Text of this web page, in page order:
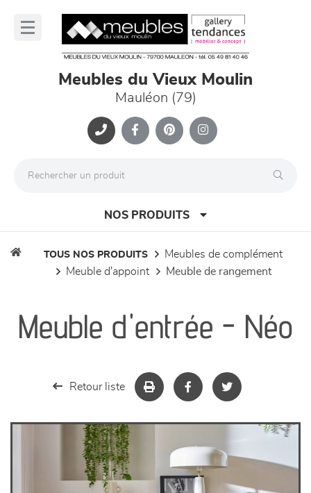
Meubles du Vieux Moulin
Mauléon (79)
NOS PRODUITS
séjours
chambres et dressing
décoration
TOUS NOS PRODUITS
meubles de complément
meuble d'appoint
meuble de rangement
Meuble d'entrée - Néo
Retour liste